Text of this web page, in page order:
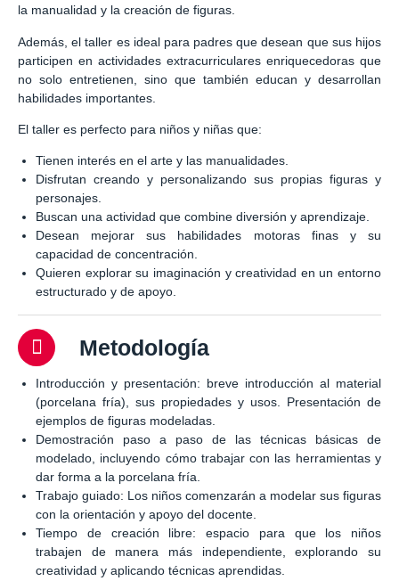
la manualidad y la creación de figuras.
Además, el taller es ideal para padres que desean que sus hijos
participen en actividades extracurriculares enriquecedoras que
no solo entretienen, sino que también educan y desarrollan
habilidades importantes.
El taller es perfecto para niños y niñas que:
Tienen interés en el arte y las manualidades.
Disfrutan creando y personalizando sus propias figuras y
personajes.
Buscan una actividad que combine diversión y aprendizaje.
Desean mejorar sus habilidades motoras finas y su
capacidad de concentración.
Quieren explorar su imaginación y creatividad en un entorno
estructurado y de apoyo.
Metodología
Introducción y presentación: breve introducción al material
(porcelana fría), sus propiedades y usos. Presentación de
ejemplos de figuras modeladas.
Demostración paso a paso de las técnicas básicas de
modelado, incluyendo cómo trabajar con las herramientas y
dar forma a la porcelana fría.
Trabajo guiado: Los niños comenzarán a modelar sus figuras
con la orientación y apoyo del docente.
Tiempo de creación libre: espacio para que los niños
trabajen de manera más independiente, explorando su
creatividad y aplicando técnicas aprendidas.